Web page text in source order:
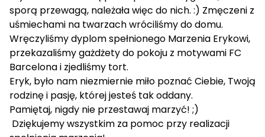
sporą przewagą, należała więc do nich. :) Zmęczeni z
uśmiechami na twarzach wróciliśmy do domu.
Wręczyliśmy dyplom spełnionego Marzenia Erykowi,
przekazaliśmy gażdżety do pokoju z motywami FC
Barcelona i zjedliśmy tort.
Eryk, było nam niezmiernie miło poznać Ciebie, Twoją
rodzinę i pasję, której jesteś tak oddany.
Pamiętaj, nigdy nie przestawaj marzyć! ;)
Dziękujemy wszystkim za pomoc przy realizacji